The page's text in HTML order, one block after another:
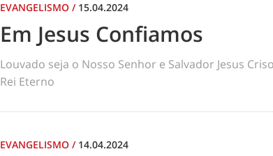
EVANGELISMO / 15.04.2024
Em Jesus Confiamos
Louvado seja o Nosso Senhor e Salvador Jesus
Rei Eterno
EVANGELISMO / 14.04.2024